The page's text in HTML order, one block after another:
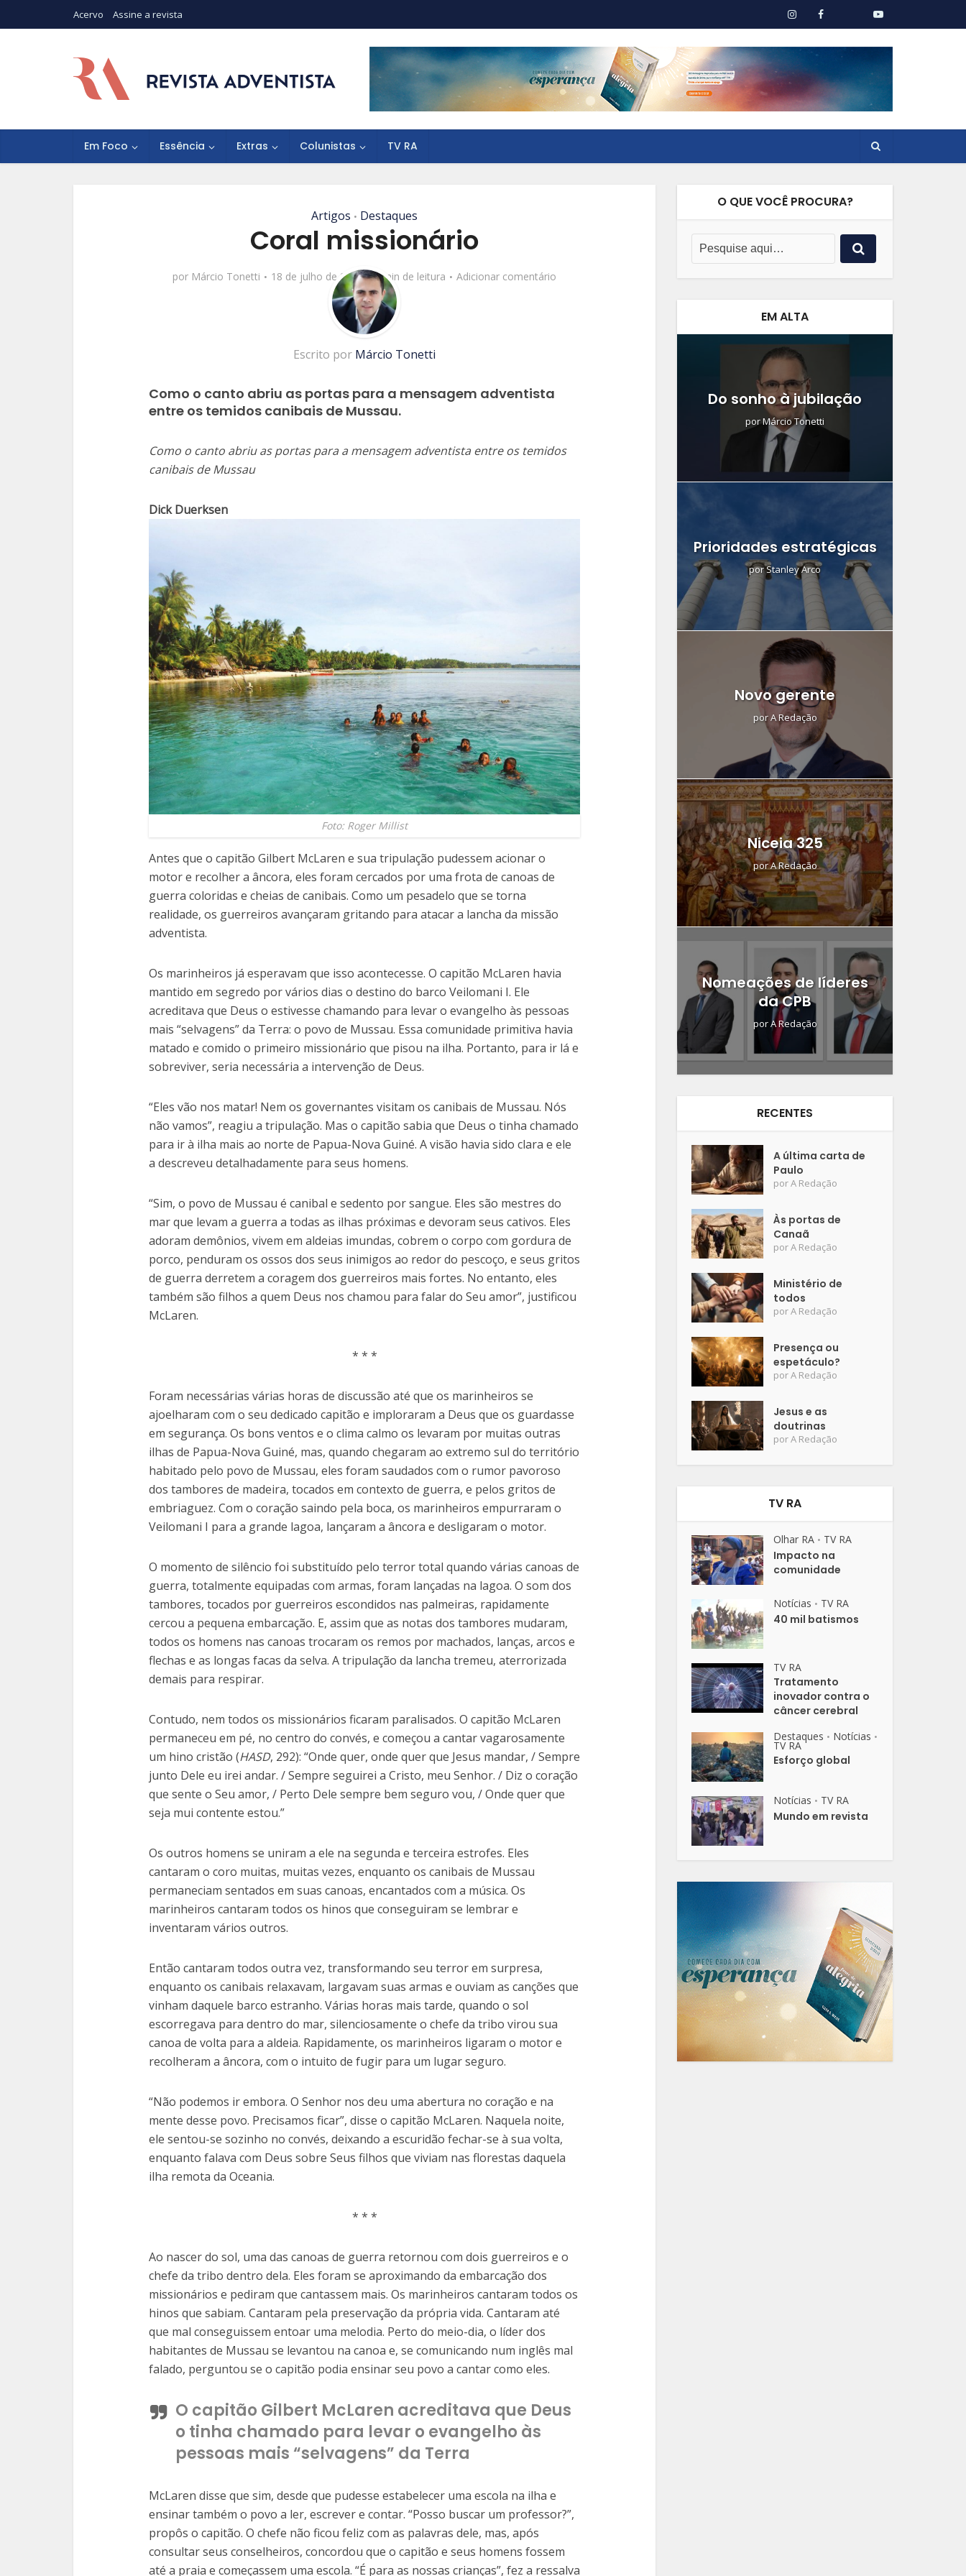
Acervo Assine a revista
Em Foco Essência Extras Colunistas TV RA
Artigos • Destaques
Coral missionário
por Márcio Tonetti 18 de julho de 2020 6 min de leitura Adicionar comentário
Escrito por Márcio Tonetti
Como o canto abriu as portas para a mensagem adventista
entre os temidos canibais de Mussau.
Como o canto abriu as portas para a mensagem adventista entre os temidos
canibais de Mussau
Dick Duerksen
Foto: Roger Millist
Antes que o capitão Gilbert McLaren e sua tripulação pudessem acionar o
motor e recolher a âncora, eles foram cercados por uma frota de canoas de
guerra coloridas e cheias de canibais. Como um pesadelo que se torna
realidade, os guerreiros avançaram gritando para atacar a lancha da missão
adventista.
Os marinheiros já esperavam que isso acontecesse. O capitão McLaren havia
mantido em segredo por vários dias o destino do barco Veilomani I. Ele
acreditava que Deus o estivesse chamando para levar o evangelho às pessoas
mais “selvagens” da Terra: o povo de Mussau. Essa comunidade primitiva havia
matado e comido o primeiro missionário que pisou na ilha. Portanto, para ir lá e
sobreviver, seria necessária a intervenção de Deus.
“Eles vão nos matar! Nem os governantes visitam os canibais de Mussau. Nós
não vamos”, reagiu a tripulação. Mas o capitão sabia que Deus o tinha chamado
para ir à ilha mais ao norte de Papua-Nova Guiné. A visão havia sido clara e ele
a descreveu detalhadamente para seus homens.
“Sim, o povo de Mussau é canibal e sedento por sangue. Eles são mestres do
mar que levam a guerra a todas as ilhas próximas e devoram seus cativos. Eles
adoram demônios, vivem em aldeias imundas, cobrem o corpo com gordura de
porco, penduram os ossos dos seus inimigos ao redor do pescoço, e seus gritos
de guerra derretem a coragem dos guerreiros mais fortes. No entanto, eles
também são filhos a quem Deus nos chamou para falar do Seu amor”, justificou
McLaren.
* * *
Foram necessárias várias horas de discussão até que os marinheiros se
ajoelharam com o seu dedicado capitão e imploraram a Deus que os guardasse
em segurança. Os bons ventos e o clima calmo os levaram por muitas outras
ilhas de Papua-Nova Guiné, mas, quando chegaram ao extremo sul do território
habitado pelo povo de ­Mussau, eles foram saudados com o rumor pavoroso
dos tambores de madeira, tocados em contexto de guerra, e pelos gritos de
embriaguez. Com o coração saindo pela boca, os marinheiros empurraram o
Veilomani I para a grande lagoa, lançaram a âncora e desligaram o motor.
O momento de silêncio foi substituído pelo terror total quando várias canoas de
guerra, totalmente equipadas com armas, foram lançadas na lagoa. O som dos
tambores, tocados por guerreiros escondidos nas palmeiras, rapidamente
cercou a pequena embarcação. E, assim que as notas dos tambores mudaram,
todos os homens nas canoas trocaram os remos por machados, lanças, arcos e
flechas e as longas facas da selva. A tripulação da lancha tremeu, aterrorizada
demais para respirar.
Contudo, nem todos os missionários ficaram paralisados. O capitão McLaren
permaneceu em pé, no centro do convés, e começou a cantar vagarosamente
um hino cristão (HASD, 292): “Onde quer, onde quer que Jesus mandar, / Sempre
junto Dele eu irei andar. / Sempre seguirei a Cristo, meu Senhor. / Diz o coração
que sente o Seu amor, / Perto Dele sempre bem seguro vou, / Onde quer que
seja mui contente estou.”
Os outros homens se uniram a ele na segunda e terceira estrofes. Eles
cantaram o coro muitas, muitas vezes, enquanto os canibais de Mussau
permaneciam sentados em suas canoas, encantados com a música. Os
marinheiros cantaram todos os hinos que conseguiram se lembrar e
inventaram vários outros.
Então cantaram todos outra vez, transformando seu terror em surpresa,
enquanto os canibais relaxavam, largavam suas armas e ouviam as canções que
vinham daquele barco estranho. Várias horas mais tarde, quando o sol
escorregava para dentro do mar, silenciosamente o chefe da tribo virou sua
canoa de volta para a aldeia. Rapidamente, os marinheiros ligaram o motor e
recolheram a âncora, com o intuito de fugir para um lugar seguro.
“Não podemos ir embora. O Senhor nos deu uma abertura no coração e na
mente desse povo. Precisamos ficar”, disse o capitão McLaren. Naquela noite,
ele sentou-se sozinho no convés, deixando a escuridão fechar-se à sua volta,
enquanto falava com Deus sobre Seus filhos que viviam nas florestas daquela
ilha remota da Oceania.
* * *
Ao nascer do sol, uma das canoas de guerra retornou com dois guerreiros e o
chefe da tribo dentro dela. Eles foram se aproximando da embarcação dos
missionários e pediram que cantassem mais. Os marinheiros cantaram todos os
hinos que sabiam. Cantaram pela preservação da própria vida. Cantaram até
que mal conseguissem entoar uma melodia. Perto do meio-dia, o líder dos
habitantes de Mussau se levantou na canoa e, se comunicando num inglês mal
falado, perguntou se o capitão podia ensinar seu povo a cantar como eles.
O capitão Gilbert McLaren acreditava que Deus
o tinha chamado para levar o evangelho às
pessoas mais “selvagens” da Terra
McLaren disse que sim, desde que pudesse estabelecer uma escola na ilha e
ensinar também o povo a ler, escrever e contar. “Posso buscar um professor?”,
propôs o capitão. O chefe não ficou feliz com as palavras dele, mas, após
consultar seus conselheiros, concordou que o capitão e seus homens fossem
até a praia e começassem uma escola. “É para as nossas crianças”, fez a ressalva
O QUE VOCÊ PROCURA?
EM ALTA
Do sonho à jubilação
porMárcio Tonetti
Prioridades estratégicas
porStanley Arco
Novo gerente
porA Redação
Niceia 325
porA Redação
Nomeações de líderes
da CPB
porA Redação
RECENTES
A última carta de
Paulo
porA Redação
Às portas de
Canaã
porA Redação
Ministério de
todos
porA Redação
Presença ou
espetáculo?
porA Redação
Jesus e as
doutrinas
porA Redação
TV RA
Olhar RA • TV RA
Impacto na
comunidade
Notícias • TV RA
40 mil batismos
TV RA
Tratamento
inovador contra o
câncer cerebral
Destaques • Notícias •
TV RA
Esforço global
Notícias • TV RA
Mundo em revista